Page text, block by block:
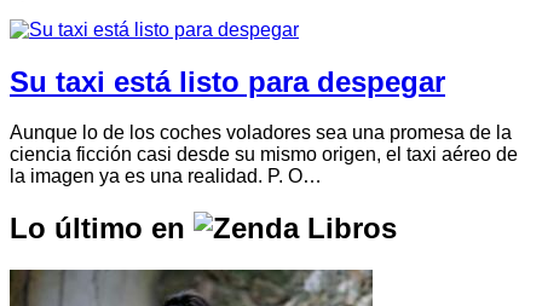
Su taxi está listo para despegar
Aunque lo de los coches voladores sea una promesa de la
ciencia ficción casi desde su mismo origen, el taxi aéreo de
la imagen ya es una realidad. P. O…
Lo último en